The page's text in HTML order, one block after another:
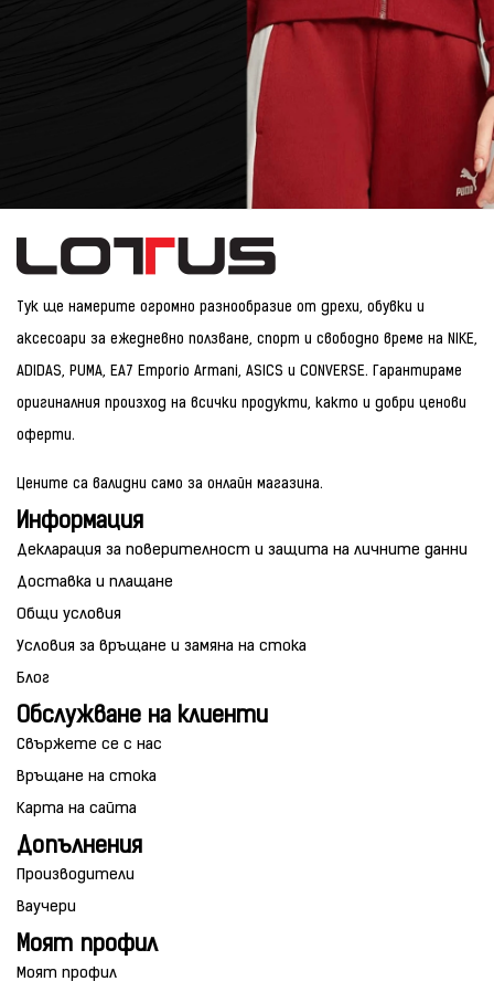
Тук ще намерите огромно разнообразие от дрехи, обувки и
аксесоари за ежедневно ползване, спорт и свободно време на NIKE,
ADIDAS, PUMA, EA7 Emporio Armani, ASICS и CONVERSE. Гарантираме
оригиналния произход на всички продукти, както и добри ценови
оферти.
Цените са валидни само за онлайн магазина.
Информация
Декларация за поверителност и защита на личните данни
Доставка и плащане
Общи условия
Условия за връщане и замяна на стока
Блог
Обслужване на клиенти
Свържете се с нас
Връщане на стока
Карта на сайта
Допълнения
Производители
Ваучери
Моят профил
Моят профил